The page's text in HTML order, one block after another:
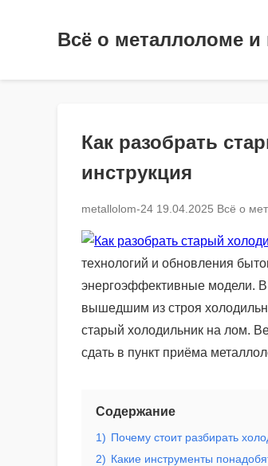
Всё о металлоломе
Как разобрать
инструкция
metallolom-24 19.04.2025 Всё о
технологий и обновления
энергоэффективные модели. В
вышедшим из строя
старый холодильник на лом.
сдать в пункт приёма
Содержание
1) Почему стоит разбирать
2) Какие инструменты